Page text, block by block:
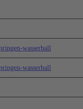
wasserball
wasserball